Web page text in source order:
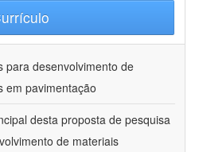
para desenvolvimento de
em pavimentação
desta proposta de pesquisa
de materiais